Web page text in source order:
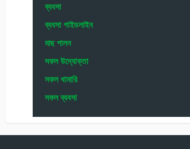
ব্যবসা
ব্যবসা গাইডলাইন
মাছ পালন
সফল উদ্যোক্তা
সফল খামারি
সফল ব্যবসা